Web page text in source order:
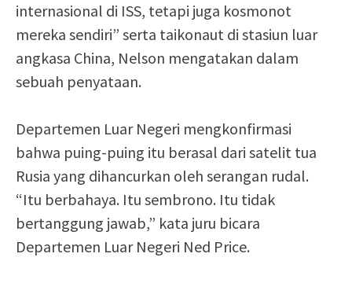
internasional di ISS, tetapi juga kosmonot
mereka sendiri” serta taikonaut di stasiun luar
angkasa China, Nelson mengatakan dalam
sebuah penyataan.
Departemen Luar Negeri mengkonfirmasi
bahwa puing-puing itu berasal dari satelit tua
Rusia yang dihancurkan oleh serangan rudal.
“Itu berbahaya. Itu sembrono. Itu tidak
bertanggung jawab,” kata juru bicara
Departemen Luar Negeri Ned Price.